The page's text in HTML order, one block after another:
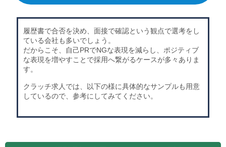
履歴書で合否を決め、面接で確認という観点で選考をし
ている会社も多いでしょう。
だからこそ、自己PRでNGな表現を減らし、ポジティブ
な表現を増やすことで採用へ繋がるケースが多々ありま
す。
クラッチ求人では、以下の様に具体的なサンプルも用意
しているので、参考にしてみてください。